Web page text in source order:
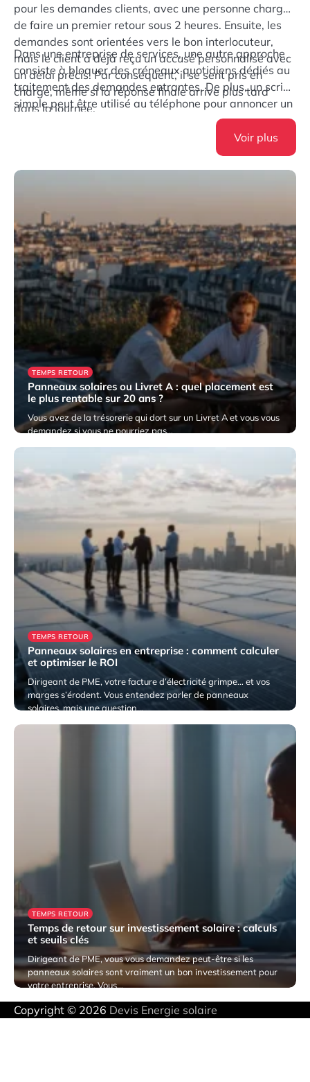
pour les demandes clients, avec une personne chargée
de faire un premier retour sous 2 heures. Ensuite, les
demandes sont orientées vers le bon interlocuteur,
mais le client a déjà reçu un accusé personnalisé avec
un délai précis. Par conséquent, il se sent pris en
charge, même si la réponse finale arrive plus tard
dans la journée.
Dans une entreprise de services, une autre approche
consiste à bloquer des créneaux quotidiens dédiés au
traitement des demandes entrantes. De plus, un script
simple peut être utilisé au téléphone pour annoncer un
délai réaliste et systématique. Néanmoins, l’important
est de tenir la promesse faite au client. Par ailleurs,
certaines PME utilisent un petit tableau de bord
partagé pour suivre les demandes en cours et vérifier
elles améliorent fortement la perception de sérieux, la
satisfaction et la fidélité de vos clients, tout en
sécurisant la rentabilité de vos contrats.
Voir plus
TEMPS RETOUR
Panneaux solaires ou Livret A : quel placement est
le plus rentable sur 20 ans ?
Vous avez de la trésorerie qui dort sur un Livret A et vous vous
demandez si vous ne pourriez pas…
TEMPS RETOUR
Panneaux solaires en entreprise : comment calculer
et optimiser le ROI
Dirigeant de PME, votre facture d’électricité grimpe… et vos
marges s’érodent. Vous entendez parler de panneaux
solaires, mais une question…
TEMPS RETOUR
Temps de retour sur investissement solaire : calculs
et seuils clés
Dirigeant de PME, vous vous demandez peut-être si les
panneaux solaires sont vraiment un bon investissement pour
votre entreprise. Vous…
Copyright © 2026 Devis Energie solaire